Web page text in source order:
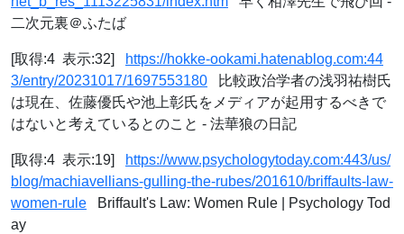
二次元裏＠ふたば
[取得:4 表示:32]
https://hokke-ookami.hatenablog.com:44
3/entry/20231017/1697553180 比較政治学者の浅羽祐樹氏
は現在、佐藤優氏や池上彰氏をメディアが起用するべきで
はないと考えているとのこと - 法華狼の日記
[取得:4 表示:19]
https://www.psychologytoday.com:443/us/
blog/machiavellians-gulling-the-rubes/201610/briffaults-law-
women-rule Briffault's Law: Women Rule | Psychology Tod
ay